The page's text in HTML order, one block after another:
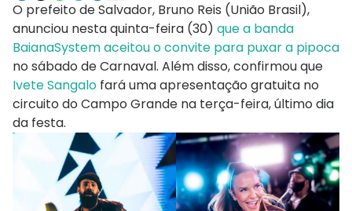
O prefeito de Salvador, Bruno Reis (União Brasil),
anunciou nesta quinta-feira (30) que a banda
BaianaSystem aceitou o convite para puxar a pipoca
no sábado de Carnaval. Além disso, confirmou que
Ivete Sangalo fará uma apresentação gratuita no
circuito do Campo Grande na terça-feira, último dia
da festa.